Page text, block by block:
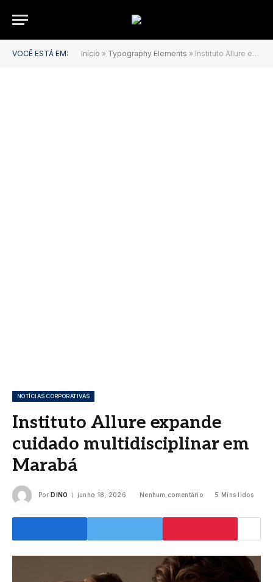
VOCÊ ESTÁ EM: Início » Typography Elements » Instituto Allure expande cuidado multidisciplinar em Marabá
NOTÍCIAS CORPORATIVAS
Instituto Allure expande
cuidado multidisciplinar em
Marabá
Por DINO junho 18, 2026 Nenhum comentário 5 Mins lidos